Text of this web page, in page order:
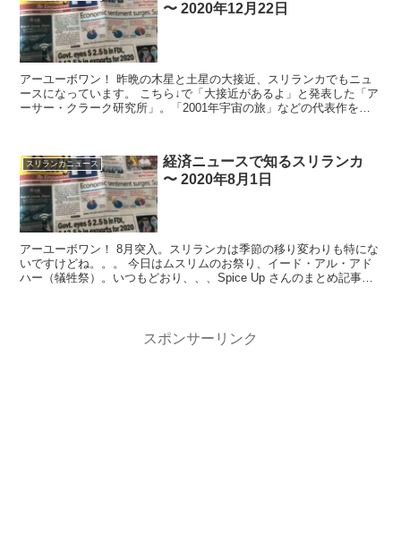
〜 2020年12月22日
アーユーボワン！ 昨晩の木星と土星の大接近、スリランカでもニュ
ースになっています。 こちら↓で「大接近があるよ」と発表した「ア
ーサー・クラーク研究所」。「2001年宇宙の旅」などの代表作を残
スリランカニュース
経済ニュースで知るスリランカ
〜 2020年8月1日
アーユーボワン！ 8月突入。スリランカは季節の移り変わりも特にな
いですけどね。。。 今日はムスリムのお祭り、イード・アル・アド
ハー（犠牲祭）。いつもどおり、、、Spice Up さんのまとめ記事を
スポンサーリンク